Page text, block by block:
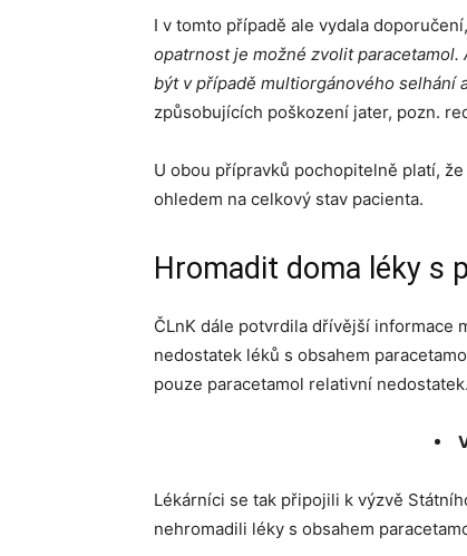
I v tomto případě ale vydala
opatrnost je možné zvolit
být v případě multiorgánového selhání
způsobujících poškození jater, pozn.
U obou přípravků pochopitelně platí,
ohledem na celkový stav pacienta.
Hromadit doma léky s
ČLnK dále potvrdila dřívější informace
nedostatek léků s obsahem
pouze paracetamol relativní nedostatek.
Lékárníci se tak připojili k výzvě
nehromadili léky s obsahem